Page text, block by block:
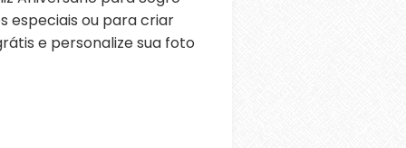
especiais ou para criar
e personalize sua foto